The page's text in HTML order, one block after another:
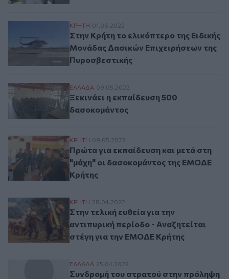
Στην Κρήτη το ελικόπτερο της Ειδικής
ΚΡΗΤΗ 01.06.2022
Στην Κρήτη το ελικόπτερο της Ειδικής
Μονάδας Δασικών Επιχειρήσεων της
Πυροσβεστικής
Ξεκινάει η εκπαίδευση 500
ΕΛΛAΔΑ 09.05.2022
Ξεκινάει η εκπαίδευση 500
δασοκομάντος
Πρώτα για εκπαίδευση και μετά στη
ΚΡΗΤΗ 09.05.2022
Πρώτα για εκπαίδευση και μετά στη
"μάχη" οι δασοκομάντος της ΕΜΟΔΕ
Κρήτης
Στην τελική ευθεία για την αντιπυρική
ΚΡΗΤΗ 28.04.2022
Στην τελική ευθεία για την
αντιπυρική περίοδο - Αναζητείται
στέγη για την ΕΜΟΔΕ Κρήτης
Συνδρομή του στρατού στην πρόληψη
ΕΛΛAΔΑ 25.04.2022
Συνδρομή του στρατού στην πρόληψη